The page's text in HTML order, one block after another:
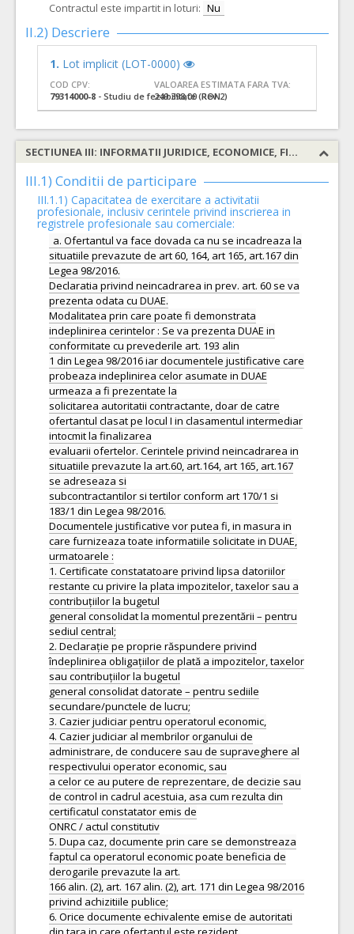
Contractul este impartit in loturi: Nu
II.2) Descriere
1. Lot implicit (LOT-0000)
COD CPV:
79314000-8 - Studiu de fezabilitate (Rev.2)
VALOAREA ESTIMATA FARA TVA:
249.398,00 RON
SECTIUNEA III: INFORMATII JURIDICE, ECONOMICE, FINANCIARE SI TEHNICE
III.1) Conditii de participare
III.1.1) Capacitatea de exercitare a activitatii
profesionale, inclusiv cerintele privind inscrierea in
registrele profesionale sau comerciale:
a. Ofertantul va face dovada ca nu se incadreaza la
situatiile prevazute de art 60, 164, art 165, art.167 din
Legea 98/2016.
Declaratia privind neincadrarea in prev. art. 60 se va
prezenta odata cu DUAE.
Modalitatea prin care poate fi demonstrata
indeplinirea cerintelor : Se va prezenta DUAE in
conformitate cu prevederile art. 193 alin
1 din Legea 98/2016 iar documentele justificative care
probeaza indeplinirea celor asumate in DUAE
urmeaza a fi prezentate la
solicitarea autoritatii contractante, doar de catre
ofertantul clasat pe locul I in clasamentul intermediar
intocmit la finalizarea
evaluarii ofertelor. Cerintele privind neincadrarea in
situatiile prevazute la art.60, art.164, art 165, art.167
se adreseaza si
subcontractantilor si tertilor conform art 170/1 si
183/1 din Legea 98/2016.
Documentele justificative vor putea fi, in masura in
care furnizeaza toate informatiile solicitate in DUAE,
urmatoarele :
1. Certificate constatatoare privind lipsa datoriilor
restante cu privire la plata impozitelor, taxelor sau a
contribuțiilor la bugetul
general consolidat la momentul prezentării – pentru
sediul central;
2. Declarație pe proprie răspundere privind
îndeplinirea obligațiilor de plată a impozitelor, taxelor
sau contribuțiilor la bugetul
general consolidat datorate – pentru sediile
secundare/punctele de lucru;
3. Cazier judiciar pentru operatorul economic,
4. Cazier judiciar al membrilor organului de
administrare, de conducere sau de supraveghere al
respectivului operator economic, sau
a celor ce au putere de reprezentare, de decizie sau
de control in cadrul acestuia, asa cum rezulta din
certificatul constatator emis de
ONRC / actul constitutiv
5. Dupa caz, documente prin care se demonstreaza
faptul ca operatorul economic poate beneficia de
derogarile prevazute la art.
166 alin. (2), art. 167 alin. (2), art. 171 din Legea 98/2016
privind achizitiile publice;
6. Orice documente echivalente emise de autoritati